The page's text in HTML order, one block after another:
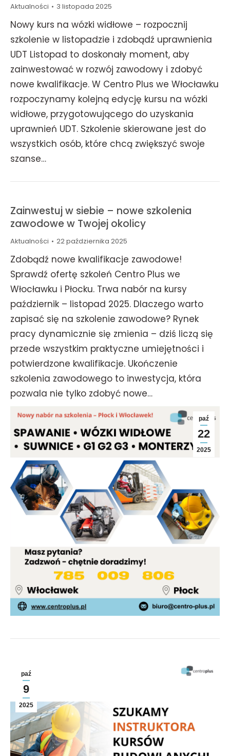
Aktualności 3 listopada 2025
Nowy kurs na wózki widłowe – rozpocznij
szkolenie w listopadzie i zdobądź uprawnienia
UDT Listopad to doskonały moment, aby
zainwestować w rozwój zawodowy i zdobyć
nowe kwalifikacje. W Centro Plus we Włocławku
rozpoczynamy kolejną edycję kursu na wózki
widłowe, przygotowującego do uzyskania
uprawnień UDT. Szkolenie skierowane jest do
wszystkich osób, które chcą zwiększyć swoje
szanse…
Zainwestuj w siebie – nowe szkolenia
zawodowe w Twojej okolicy
Aktualności 22 października 2025
Zdobądź nowe kwalifikacje zawodowe!
Sprawdź ofertę szkoleń Centro Plus we
Włocławku i Płocku. Trwa nabór na kursy
październik – listopad 2025. Dlaczego warto
zapisać się na szkolenie zawodowe? Rynek
pracy dynamicznie się zmienia – dziś liczą się
przede wszystkim praktyczne umiejętności i
potwierdzone kwalifikacje. Ukończenie
szkolenia zawodowego to inwestycja, która
pozwala nie tylko zdobyć nowe…
paź
22
2025
paź
9
2025